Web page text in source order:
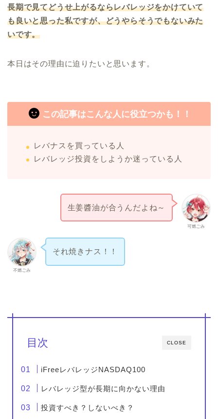
長期で見てどうせ上がるならレバレッジをかけていて
も良いと思った私ですが、どうやらそうでもないみた
いです。
本日はその理由に迫りたいと思います。
この記事はこんな人に役立つかも！！
レバナスを買っている人
レバレッジ投資をしようか迷っている人
可燃ごみ
生姜醬油が合うんだよね～
不燃ごみ
それ焼きナス！！
CLOSE
目次
iFreeレバレッジNASDAQ100
レバレッジ型が長期に向かない理由
投資すべき？しないべき？